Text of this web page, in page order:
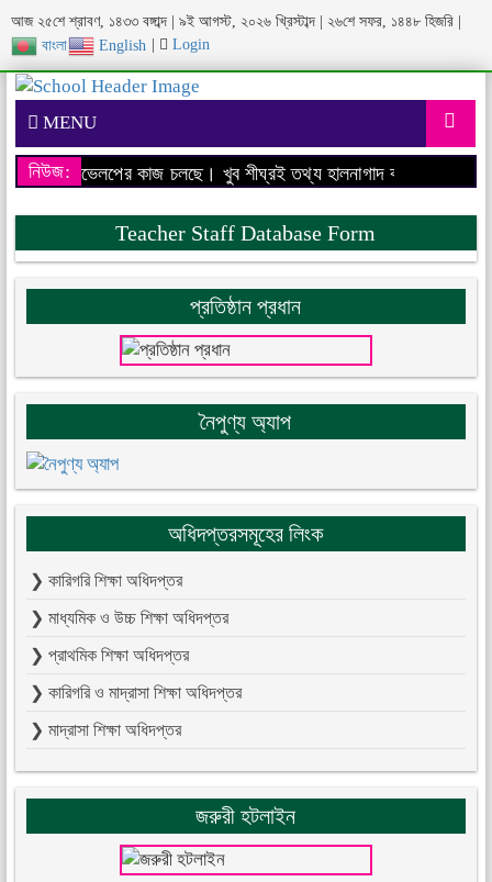
আজ ২৫শে শ্রাবণ, ১৪৩৩ বঙ্গাব্দ | ৯ই আগস্ট, ২০২৬ খ্রিস্টাব্দ | ২৬শে সফর, ১৪৪৮ হিজরি |
বাংলা
English Login
MENU
নিউজ:ডেভেলপের কাজ চলছে। খুব শীঘ্রই তথ্য হালনাগাদ করা হবে।
Teacher Staff Database Form
প্রতিষ্ঠান প্রধান
নৈপুণ্য অ্যাপ
অধিদপ্তরসমূহের লিংক
❯ কারিগরি শিক্ষা অধিদপ্তর
❯ মাধ্যমিক ও উচ্চ শিক্ষা অধিদপ্তর
❯ প্রাথমিক শিক্ষা অধিদপ্তর
❯ কারিগরি ও মাদ্রাসা শিক্ষা অধিদপ্তর
❯ মাদ্রাসা শিক্ষা অধিদপ্তর
জরুরী হটলাইন